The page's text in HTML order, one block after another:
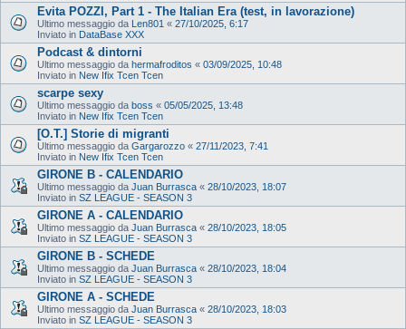
Evita POZZI, Part 1 - The Italian Era (test, in lavorazione)
Ultimo messaggio da Len801 « 27/10/2025, 6:17
Inviato in DataBase XXX
Podcast & dintorni
Ultimo messaggio da hermafroditos « 03/09/2025, 10:48
Inviato in New Ifix Tcen Tcen
scarpe sexy
Ultimo messaggio da boss « 05/05/2025, 13:48
Inviato in New Ifix Tcen Tcen
[O.T.] Storie di migranti
Ultimo messaggio da Gargarozzo « 27/11/2023, 7:41
Inviato in New Ifix Tcen Tcen
GIRONE B - CALENDARIO
Ultimo messaggio da Juan Burrasca « 28/10/2023, 18:07
Inviato in SZ LEAGUE - SEASON 3
GIRONE A - CALENDARIO
Ultimo messaggio da Juan Burrasca « 28/10/2023, 18:05
Inviato in SZ LEAGUE - SEASON 3
GIRONE B - SCHEDE
Ultimo messaggio da Juan Burrasca « 28/10/2023, 18:04
Inviato in SZ LEAGUE - SEASON 3
GIRONE A - SCHEDE
Ultimo messaggio da Juan Burrasca « 28/10/2023, 18:03
Inviato in SZ LEAGUE - SEASON 3